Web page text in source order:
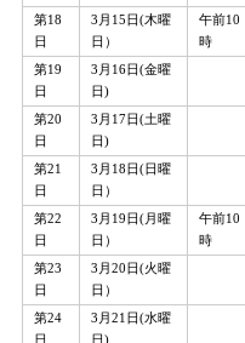
第18
日
3月15日(木曜
日）
午前10
時
第19
日
3月16日(金曜
日)
第20
日
3月17日(土曜
日)
第21
日
3月18日(日曜
日）
第22
日
3月19日(月曜
日）
午前10
時
第23
日
3月20日(火曜
日）
第24
日
3月21日(水曜
日)